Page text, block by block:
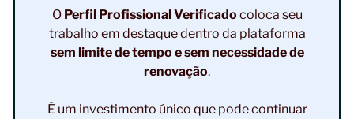
O Perfil Profissional Verificado coloca seu
trabalho em destaque dentro da plataforma
sem limite de tempo e sem necessidade de
renovação.
É um investimento único que pode continuar